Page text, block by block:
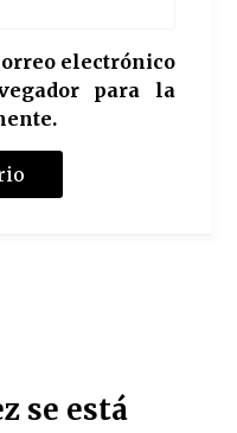
electrónico
para la
se está